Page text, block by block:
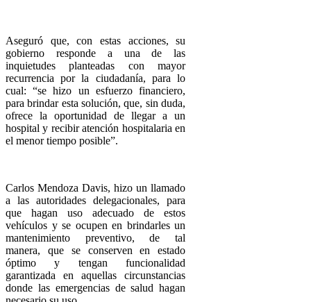
Aseguró que, con estas acciones, su
gobierno responde a una de las
inquietudes planteadas con mayor
recurrencia por la ciudadanía, para lo
cual: “se hizo un esfuerzo financiero,
para brindar esta solución, que, sin duda,
ofrece la oportunidad de llegar a un
hospital y recibir atención hospitalaria en
el menor tiempo posible”.
Carlos Mendoza Davis, hizo un llamado
a las autoridades delegacionales, para
que hagan uso adecuado de estos
vehículos y se ocupen en brindarles un
mantenimiento preventivo, de tal
manera, que se conserven en estado
óptimo y tengan funcionalidad
garantizada en aquellas circunstancias
donde las emergencias de salud hagan